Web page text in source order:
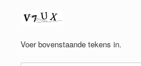
Voer bovenstaande tekens in.